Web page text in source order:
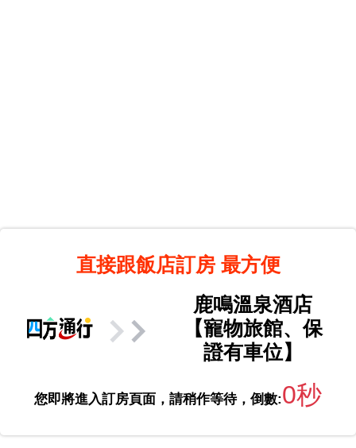
直接跟飯店訂房 最方便
鹿鳴溫泉酒店
【寵物旅館、保
證有車位】
您即將進入訂房頁面，請稍作等待，倒數:0秒